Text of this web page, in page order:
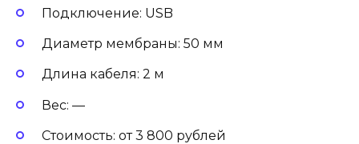
Подключение: USB
Диаметр мембраны: 50 мм
Длина кабеля: 2 м
Вес: —
Стоимость: от 3 800 рублей